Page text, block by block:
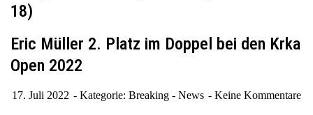
v
w
18)
Eric Müller 2. Platz im Doppel bei den Krka
Open 2022
17. Juli 2022 Kategorie: Breaking - News Keine Kommentare